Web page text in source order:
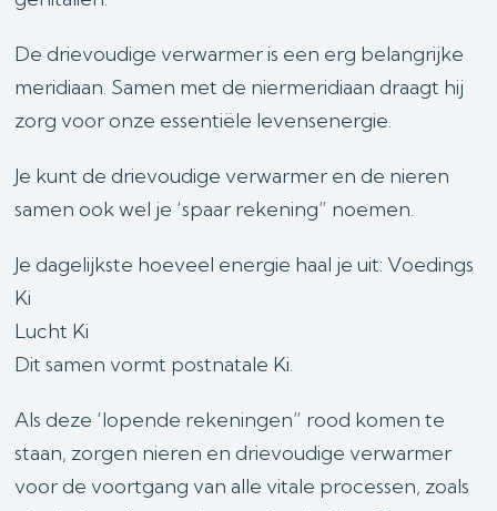
De drievoudige verwarmer is een erg belangrijke
meridiaan. Samen met de niermeridiaan draagt hij
zorg voor onze essentiële levensenergie.
Je kunt de drievoudige verwarmer en de nieren
samen ook wel je ‘spaar rekening” noemen.
Je dagelijkste hoeveel energie haal je uit: Voedings
Ki
Lucht Ki
Dit samen vormt postnatale Ki.
Als deze ‘lopende rekeningen” rood komen te
staan, zorgen nieren en drievoudige verwarmer
voor de voortgang van alle vitale processen, zoals